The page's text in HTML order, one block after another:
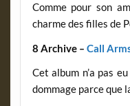
Comme pour son
charme des filles de
8 Archive– Call
Cet album n’a pas
dommage parce que